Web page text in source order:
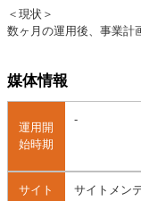
＜現状＞
数ヶ月の運用後、事業計
媒体情報
運用開
始時期
-
サイト
サイトメン